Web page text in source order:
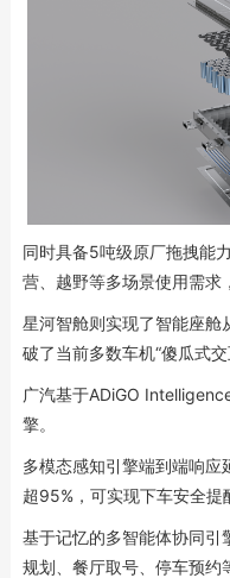
同时具备5吨级原厂拖拽能
营、越野等多场景使用需求
星河智舱则实现了智能座舱
破了当前多数车机“傻瓜式交
广汽基于ADiGO
擎。
多模态感知引擎端到端响应
超95%，可实现下车安全提
基于记忆的多智能体协同引
规划、餐厅取号、停车预约